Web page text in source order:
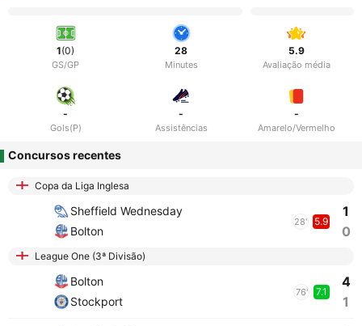
1(0)
GS/GP
28
Minutes
5.9
Avaliação média
-
Gols(P)
-
Assistências
-
Amarelo/Vermelho
Concursos recentes
Copa da Liga Inglesa
Sheffield Wednesday
Bolton
28' 5.9
1
0
League One (3ª Divisão)
Bolton
Stockport
76' 7.1
4
1